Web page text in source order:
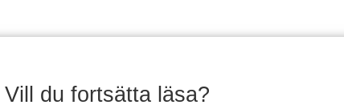
Vill du fortsätta läsa?